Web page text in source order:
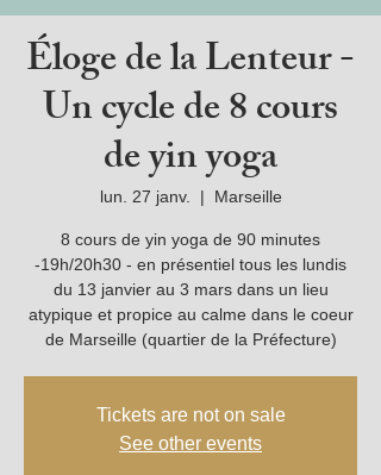
Éloge de la Lenteur -
Un cycle de 8 cours
de yin yoga
lun. 27 janv.
  |
Marseille
8 cours de yin yoga de 90 minutes
-19h/20h30 - en présentiel tous les lundis
du 13 janvier au 3 mars dans un lieu
atypique et propice au calme dans le coeur
de Marseille (quartier de la Préfecture)
Tickets are not on sale
See other events